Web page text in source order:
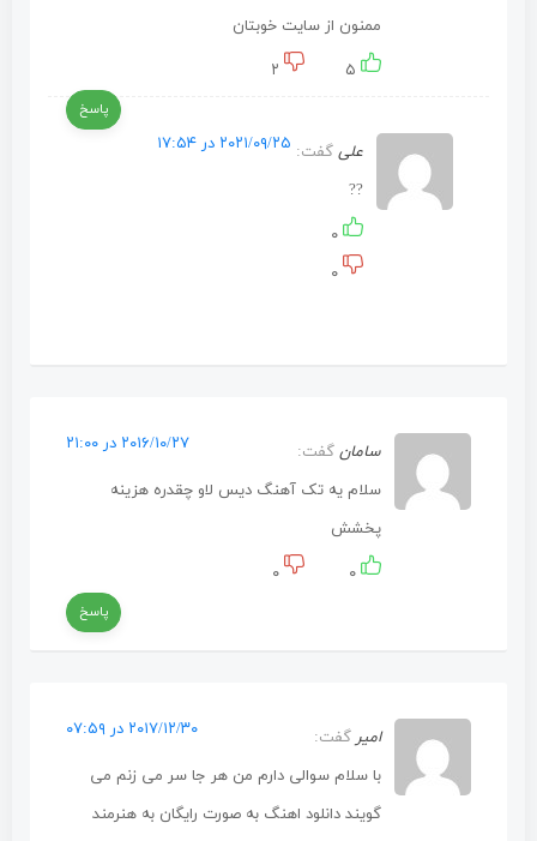
ممنون از سایت خوبتان
۵ ۲
پاسخ
علی گفت: ۲۰۲۱/۰۹/۲۵ در ۱۷:۵۴
??
۰
۰
سامان گفت: ۲۰۱۶/۱۰/۲۷ در ۲۱:۰۰
سلام یه تک آهنگ دیس لاو چقدره هزینه
پخشش
۰ ۰
پاسخ
امیر گفت: ۲۰۱۷/۱۲/۳۰ در ۰۷:۵۹
با سلام سوالی دارم من هر جا سر می زنم می
گویند دانلود اهنگ به صورت رایگان به هنرمند